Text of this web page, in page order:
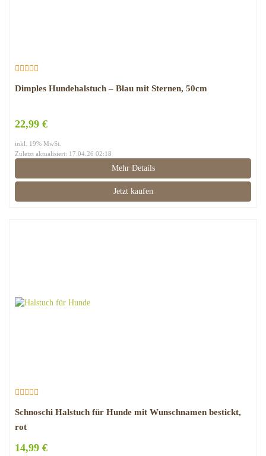
Dimples Hundehalstuch – Blau mit Sternen, 50cm
22,99 €
inkl. 19% MwSt.
Zuletzt aktualisiert: 17.04.26 02:18
Mehr Details
Jetzt kaufen
Schnoschi Halstuch für Hunde mit Wunschnamen bestickt,
rot
14,99 €